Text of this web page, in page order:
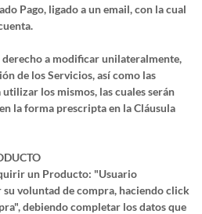
Pago, ligado a un email, con la cual
derecho a modificar unilateralmente,
de los Servicios, así como las
los mismos, las cuales serán
la forma prescripta en la Cláusula
un Producto: "Usuario
voluntad de compra, haciendo click
debiendo completar los datos que